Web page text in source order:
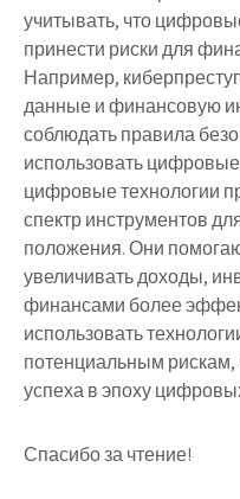
учитывать, что
принести риски для
Например,
данные и финансовую
соблюдать правила
использовать
цифровые технологии
спектр инструментов
положения. Они
увеличивать доходы,
финансами более
использовать
потенциальным
успеха в эпоху
Спасибо за чтение!